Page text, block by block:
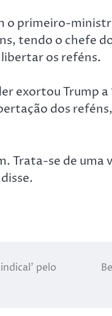
o primeiro-
tendo o chefe
os reféns.
exortou Trump
dos
Trata-se de
pelo